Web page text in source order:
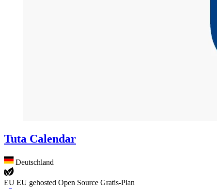
Tuta Calendar
Deutschland
EU EU gehosted Open Source Gratis-Plan